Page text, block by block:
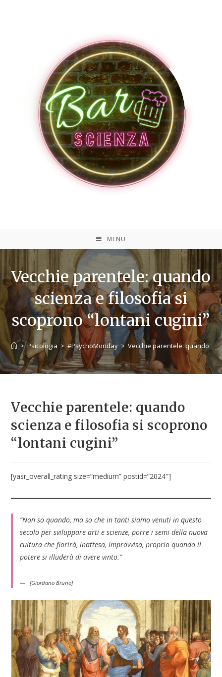
MENU
Vecchie parentele: quando
scienza e filosofia si
scoprono “lontani cugini”
> Psicologia > #PsychoMonday > Vecchie parentele: quando
Vecchie parentele: quando
scienza e filosofia si scoprono
“lontani cugini”
[yasr_overall_rating size=”medium” postid=”2024″]
“Non so quando, ma so che in tanti siamo venuti in questo
secolo per sviluppare arti e scienze, porre i semi della nuova
cultura che fiorirà, inattesa, improvvisa, proprio quando il
potere si illuderà di avere vinto.”
[Giordano Bruno]